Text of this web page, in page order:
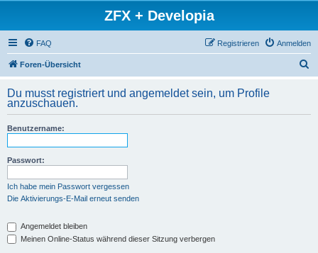
ZFX + Developia
FAQ Anmelden
Registrieren
Foren-Übersicht
h
Du musst registriert und angemeldet sein, um Profile
anzuschauen.
Benutzername:
Passwort:
Ich habe mein Passwort vergessen
Die Aktivierungs-E-Mail erneut senden
Angemeldet bleiben
Meinen Online-Status während dieser Sitzung verbergen